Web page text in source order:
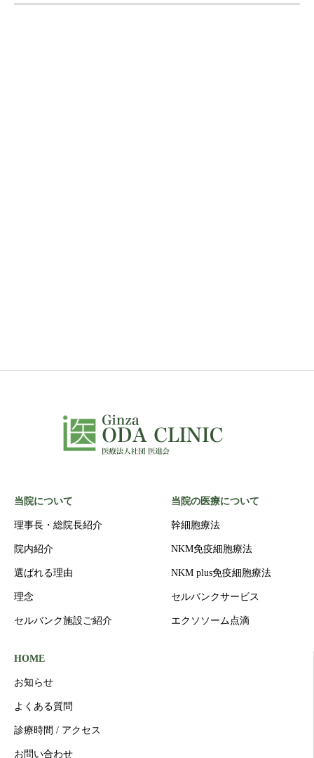
当院について
理事長・総院長紹介
院内紹介
選ばれる理由
理念
セルバンク施設ご紹介
当院の医療について
幹細胞療法
NKM免疫細胞療法
NKM plus免疫細胞療法
セルバンクサービス
エクソソーム点滴
HOME
お知らせ
よくある質問
診療時間 / アクセス
お問い合わせ